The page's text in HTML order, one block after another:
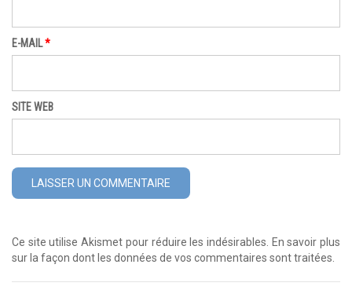
E-MAIL*
SITE WEB
Ce site utilise Akismet pour réduire les indésirables.
En savoir plus
sur la façon dont les données de vos commentaires sont traitées